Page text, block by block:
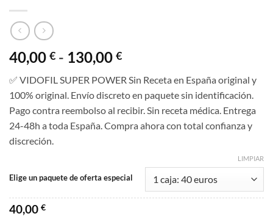
40,00 € - 130,00 €Rango
precios:
desde
40,00 €
hasta
✅ VIDOFIL SUPER POWER Sin Receta en España original y
100% original. Envío discreto en paquete sin identificación.
Pago contra reembolso al recibir. Sin receta médica. Entrega
24-48h a toda España. Compra ahora con total confianza y
discreción.
Elige un paquete de oferta especial
LIMPIAR
40,00 €